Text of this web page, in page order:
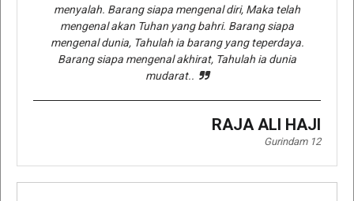
menyalah. Barang siapa mengenal diri, Maka telah
mengenal akan Tuhan yang bahri. Barang siapa
mengenal dunia, Tahulah ia barang yang teperdaya.
Barang siapa mengenal akhirat, Tahulah ia dunia
mudarat..
RAJA ALI HAJI
Gurindam 12